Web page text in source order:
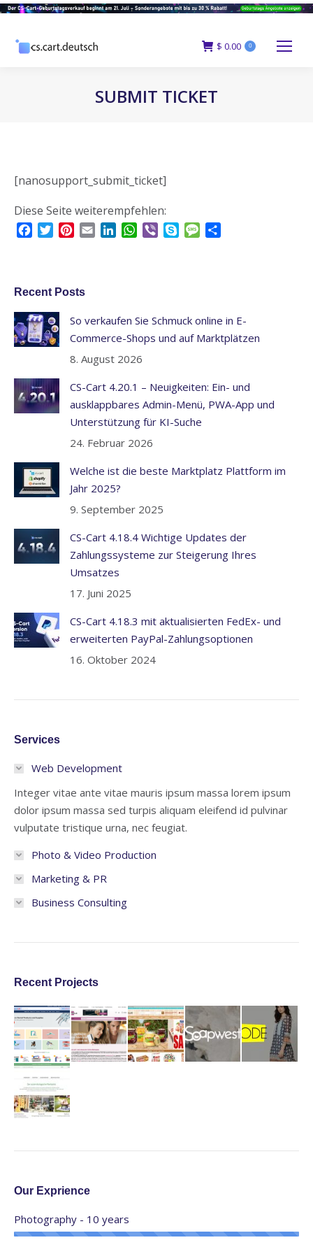
$ 0.00 0
SUBMIT TICKET
[nanosupport_submit_ticket]
Diese Seite weiterempfehlen:
Facebook
TwitterPinterest
Email LinkedInWhatsApp
Viber SkypeMessage
Recent Posts
So verkaufen Sie Schmuck online in E-
Commerce-Shops und auf Marktplätzen
8. August 2026
CS-Cart 4.20.1 – Neuigkeiten: Ein- und
ausklappbares Admin-Menü, PWA-App und
Unterstützung für KI-Suche
24. Februar 2026
Welche ist die beste Marktplatz Plattform im
Jahr 2025?
9. September 2025
CS-Cart 4.18.4 Wichtige Updates der
Zahlungssysteme zur Steigerung Ihres
Umsatzes
17. Juni 2025
CS-Cart 4.18.3 mit aktualisierten FedEx- und
erweiterten PayPal-Zahlungsoptionen
16. Oktober 2024
Services
Web Development
Integer vitae ante vitae mauris ipsum massa lorem ipsum
dolor ipsum massa sed turpis aliquam eleifend id pulvinar
vulputate tristique urna, nec feugiat.
Photo & Video Production
Marketing & PR
Business Consulting
Recent Projects
Our Exprience
Photography - 10 years